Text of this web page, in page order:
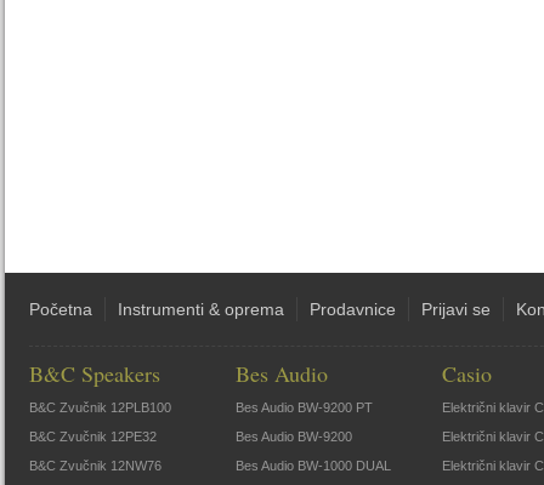
Početna Instrumenti & oprema Prodavnice Prijavi se
B&C Speakers
B&C Zvučnik 12PLB100
B&C Zvučnik 12PE32
B&C Zvučnik 12NW76
Bes Audio
Bes Audio BW-9200 PT
Bes Audio BW-9200
Bes Audio BW-1000 DUAL
Casio
Električni klavir
Električni klavir
Električni klavir